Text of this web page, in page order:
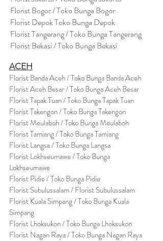
Florist Bogor / Toko Bunga Bogor
Florist Depok Toko Bunga Depok
Florist Tangerang / Toko Bunga Tangerang
Florist Bekasi / Toko Bunga Bekasi
ACEH
Florist Banda Aceh / Toko Bunga Banda Aceh
Florist Aceh Besar / Toko Bunga Aceh Besar
Florist Tapak Tuan / Toko Bunga Tapak Tuan
Florist Takengon / Toko Bunga Takengon
Florist Meulaboh / Toko Bunga Meulaboh
Florist Tamiang / Toko Bunga Tamiang
Florist Langsa / Toko Bunga Langsa
Florist Lokhseumawe / Toko Bunga
Lokhseumawe
Florist Pidie / Toko Bunga Pidie
Florist Subulussalam / Florist Subulussalam
Florist Kuala Simpang / Toko Bunga Kuala
Simpang
Florist Lhoksukon / Toko Bunga Lhoksukon
Florist Nagan Raya / Toko Bunga Nagan Raya